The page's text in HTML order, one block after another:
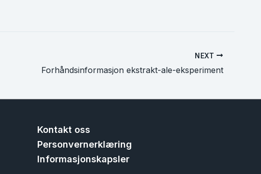
NEXT
Forhåndsinformasjon ekstrakt-ale-eksperiment
Kontakt oss
Personvernerklæring
Informasjonskapsler